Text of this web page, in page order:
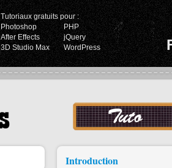
Tutoriaux gratuits pour :
Photoshop
PHP
After Effects
jQuery
3D Studio Max
WordPress
Introduction